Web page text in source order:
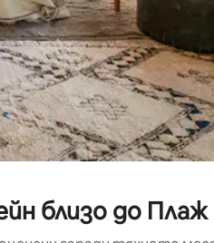
близо до